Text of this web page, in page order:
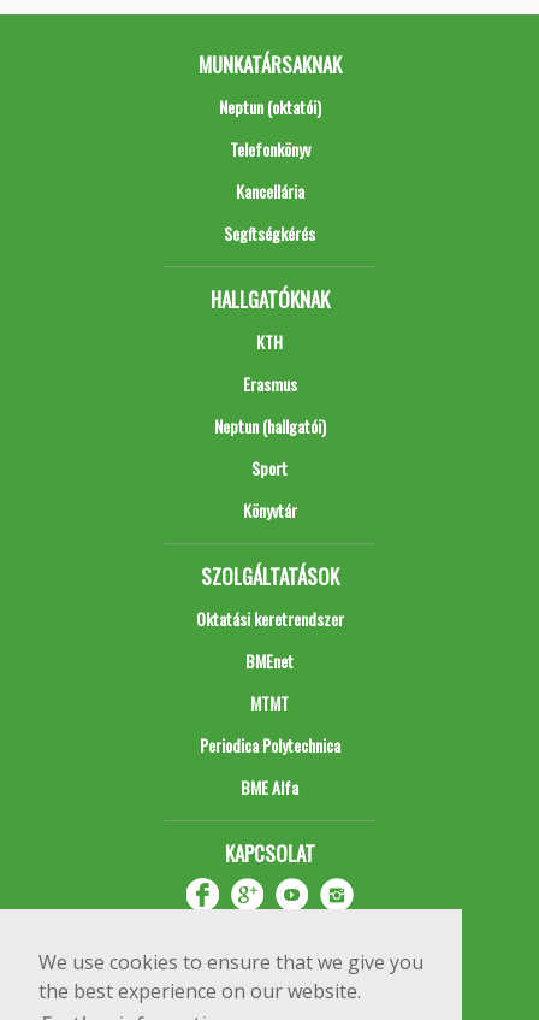
We use cookies to ensure that we give you
the best experience on our website.
MUNKATÁRSAKNAK
Neptun (oktatói)
Telefonkönyv
Kancellária
Segítségkérés
HALLGATÓKNAK
KTH
Erasmus
Neptun (hallgatói)
Sport
Könyvtár
SZOLGÁLTATÁSOK
Oktatási keretrendszer
BMEnet
MTMT
Periodica Polytechnica
BME Alfa
KAPCSOLAT